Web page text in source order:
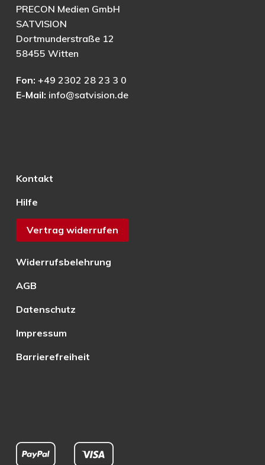
PRECON Medien GmbH
SATVISION
Dortmunderstraße 12
58455 Witten
Fon: +49 2302 28 23 3 0
E-Mail: info@satvision.de
Kontakt
Hilfe
Vertrag widerrufen
Widerrufsbelehrung
AGB
Datenschutz
Impressum
Barrierefreiheit